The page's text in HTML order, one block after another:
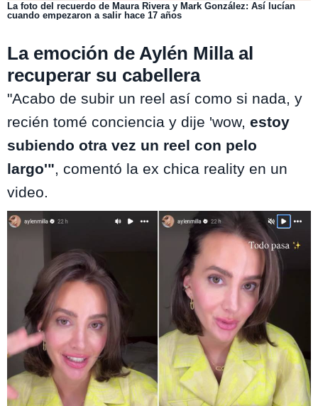
La foto del recuerdo de Maura Rivera y Mark González: Así lucían
cuando empezaron a salir hace 17 años
La emoción de Aylén Milla al
recuperar su cabellera
"Acabo de subir un reel así como si nada, y
recién tomé conciencia y dije 'wow, estoy
subiendo otra vez un reel con pelo
largo'", comentó la ex chica reality en un
video.